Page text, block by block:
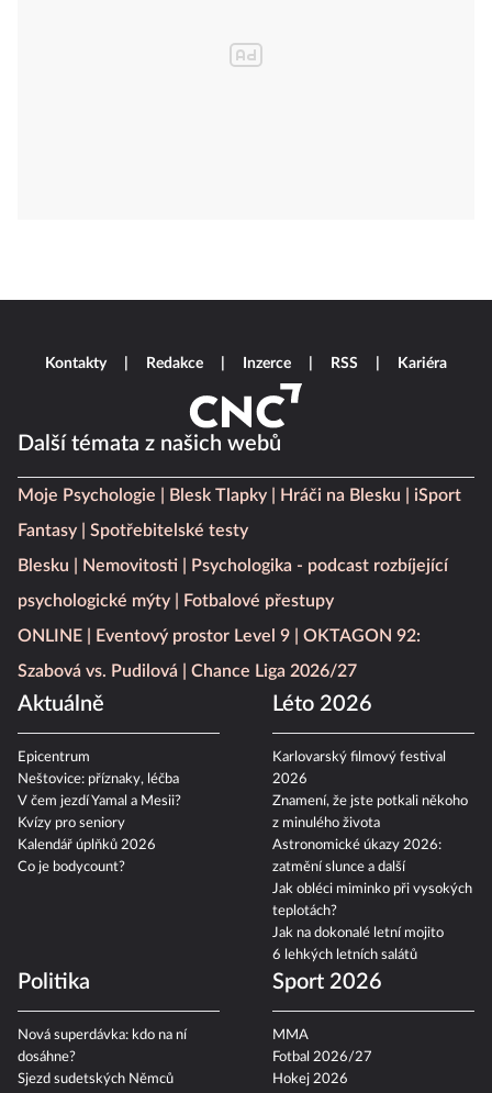
Další témata z našich webů
Moje Psychologie Blesk Tlapky Hráči na Blesku
iSport
Fantasy
Spotřebitelské testy
Blesku
Nemovitosti
Psychologika - podcast rozbíjející
psychologické mýty
Fotbalové přestupy
ONLINE
Eventový prostor Level 9
OKTAGON 92:
Szabová vs. Pudilová
Chance Liga 2026/27
Aktuálně
Epicentrum
Neštovice: příznaky, léčba
V čem jezdí Yamal a Mesii?
Kvízy pro seniory
Kalendář úplňků 2026
Co je bodycount?
Léto 2026
Karlovarský filmový festival
2026
Znamení, že jste potkali někoho
z minulého života
Astronomické úkazy 2026:
zatmění slunce a další
Jak obléci miminko při vysokých
teplotách?
Jak na dokonalé letní mojito
6 lehkých letních salátů
Politika
Nová superdávka: kdo na ní
dosáhne?
Sjezd sudetských Němců
Sport 2026
MMA
Fotbal 2026/27
Hokej 2026
Kontakty Redakce Inzerce RSS Kariéra